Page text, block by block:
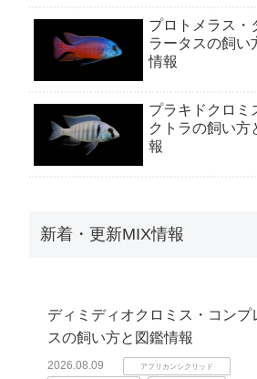
プロトメラス・
ラータスの飼い
情報
プラキドクロミ
クトラの飼い方
報
新着・更新MIX情報
ディミディオクロミス・コンプ
スの飼い方と図鑑情報
2026.08.09 アフリカンシクリッド